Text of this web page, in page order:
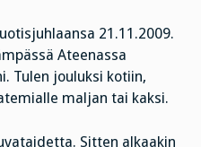
21.11.2009.
Ateenassa
Tulen jouluksi kotiin,
maljan tai kaksi.
Sitten alkaakin